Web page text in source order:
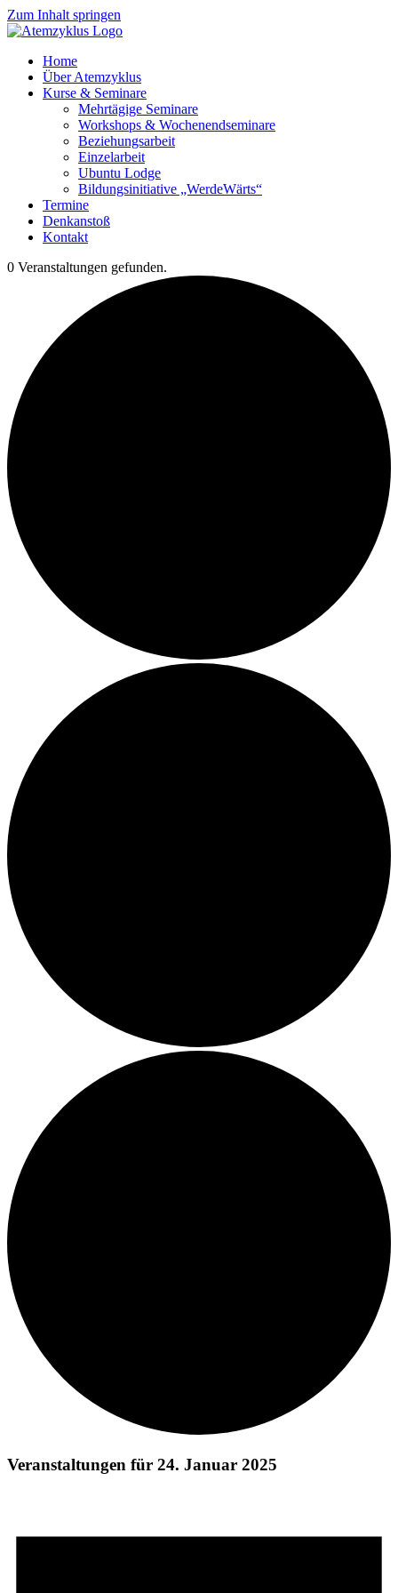
Zum Inhalt springen
Home
Über Atemzyklus
Kurse & Seminare
Mehrtägige Seminare
Workshops & Wochenendseminare
Beziehungsarbeit
Einzelarbeit
Ubuntu Lodge
Bildungsinitiative „WerdeWärts“
Termine
Denkanstoß
Kontakt
0 Veranstaltungen gefunden.
Veranstaltungen für 24. Januar 2025